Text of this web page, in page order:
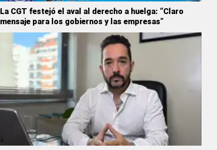
La CGT festejó el aval al derecho a huelga: “Claro
mensaje para los gobiernos y las empresas”